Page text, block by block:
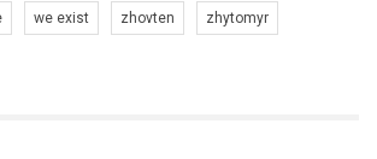
ЛГБТ в Україні.
нас - просто натисни "лайк" під
• 226 Нравится 5 Комментариев
we exist zhovten zhytomyr